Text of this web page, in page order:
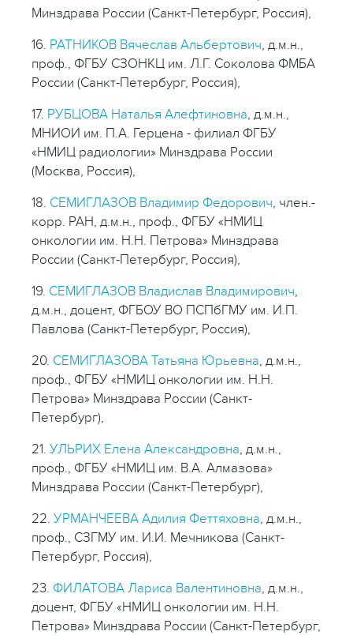
Минздрава России (Санкт-Петербург, Россия),
16. РАТНИКОВ Вячеслав Альбертович, д.м.н.,
проф., ФГБУ СЗОНКЦ им. Л.Г. Соколова ФМБА
России (Санкт-Петербург, Россия),
17. РУБЦОВА Наталья Алефтиновна, д.м.н.,
МНИОИ им. П.А. Герцена - филиал ФГБУ
«НМИЦ радиологии» Минздрава России
(Москва, Россия),
18. СЕМИГЛАЗОВ Владимир Федорович, член.-
корр. РАН, д.м.н., проф., ФГБУ «НМИЦ
онкологии им. Н.Н. Петрова» Минздрава
России (Санкт-Петербург, Россия),
19. СЕМИГЛАЗОВ Владислав Владимирович,
д.м.н., доцент, ФГБОУ ВО ПСПбГМУ им. И.П.
Павлова (Санкт-Петербург, Россия),
20. СЕМИГЛАЗОВА Татьяна Юрьевна, д.м.н.,
проф., ФГБУ «НМИЦ онкологии им. Н.Н.
Петрова» Минздрава России (Санкт-
Петербург),
21. УЛЬРИХ Елена Александровна, д.м.н.,
проф., ФГБУ «НМИЦ им. В.А. Алмазова»
Минздрава России (Санкт-Петербург),
22. УРМАНЧЕЕВА Адилия Феттяховна, д.м.н.,
проф., СЗГМУ им. И.И. Мечникова (Санкт-
Петербург, Россия),
23. ФИЛАТОВА Лариса Валентиновна, д.м.н.,
доцент, ФГБУ «НМИЦ онкологии им. Н.Н.
Петрова» Минздрава России (Санкт-Петербург,